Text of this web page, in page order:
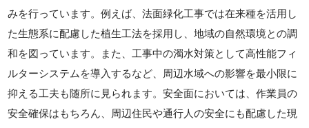
みを行っています。例えば、法面緑化工事では在来種を活用し
た生態系に配慮した植生工法を採用し、地域の自然環境との調
和を図っています。また、工事中の濁水対策として高性能フィ
ルターシステムを導入するなど、周辺水域への影響を最小限に
抑える工夫も随所に見られます。安全面においては、作業員の
安全確保はもちろん、周辺住民や通行人の安全にも配慮した現